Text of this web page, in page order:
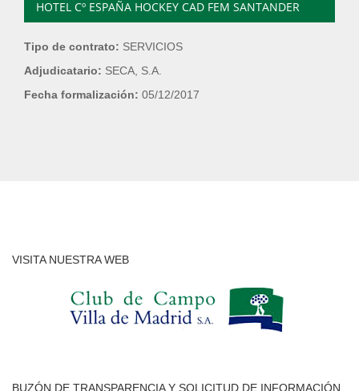
HOTEL Cº ESPAÑA HOCKEY CAD FEM SANTANDER
Tipo de contrato: SERVICIOS
Adjudicatario: SECA, S.A.
Fecha formalización: 05/12/2017
VISITA NUESTRA WEB
BUZÓN DE TRANSPARENCIA Y SOLICITUD DE INFORMACIÓN